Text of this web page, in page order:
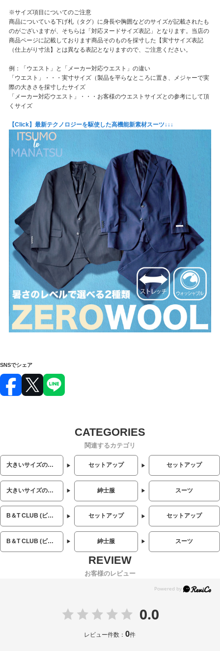
※サイズ項目についてのご注意
商品についている下げ札（タグ）に身長や胸囲などのサイズが記載されたも
のがございますが、そちらは「対応ヌードサイズ表記」となります。当店の
商品ページに記載しております商品そのものを採寸した【実寸サイズ表記
（仕上がり寸法】とは異なる表記となりますので、ご注意ください。
例：「ウエスト」と「メーカー対応ウエスト」の違い
「ウエスト」・・・実寸サイズ（製品を平らなところに置き、メジャーで実
際の大きさを採寸したサイズ
「メーカー対応ウエスト」・・・お客様のウエストサイズとの参考にして頂
くサイズ
【Click】最新テクノロジーを駆使した高機能新素材スーツ↓↓↓
SNSでシェア
関連するカテゴリ
大きいサイズのメンズ服 セットアップ セットアップ
大きいサイズのメンズ服 紳士服 スーツ
B＆T CLUB (ビーアンドティークラブ) セットアップ セットアップ
B＆T CLUB (ビーアンドティークラブ) 紳士服 スーツ
お客様のレビュー
0.0
レビュー件数：0件